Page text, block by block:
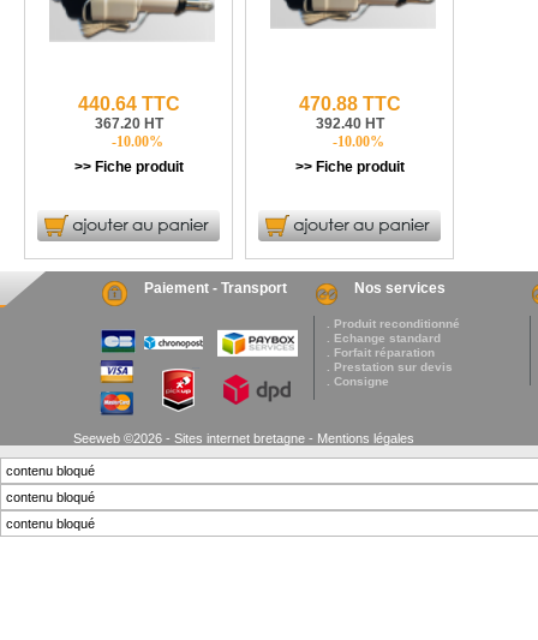
440.64 TTC
367.20 HT
-10.00%
>> Fiche produit
470.88 TTC
392.40 HT
-10.00%
>> Fiche produit
Paiement - Transport Nos services
. Produit reconditionné
. Echange standard
. Forfait réparation
. Prestation sur devis
. Consigne
Seeweb ©2026 - Sites internet bretagne - Mentions légales
contenu bloqué
contenu bloqué
contenu bloqué